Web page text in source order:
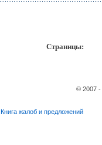
Страницы:
© 2007
Книга жалоб и предложений